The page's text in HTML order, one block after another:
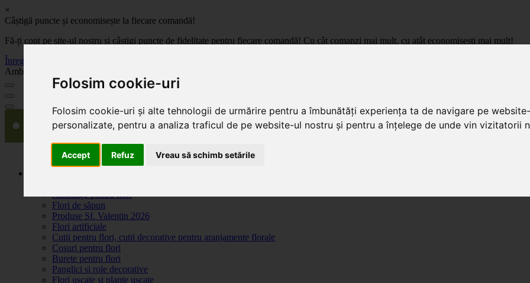
Folosim cookie-uri
Folosim cookie-uri și alte tehnologii de urmărire pentru a îmbunătăți experiența ta de navigare pe
personalizate, pentru a analiza traficul de pe website-ul nostru și pentru a înțelege de unde vin vizitatorii
Accept Refuz Vreau să schimb setările
×
Câștigă puncte și economisește la fiecare comandă!
Fă-ți cont pe site-ul nostru și câștigi puncte de fidelitate pentru fiecare comandă! Cu cât comanzi mai mult, cu atât economisești mai mult!
Înregistrează-te acum
Ambalaje, decoratiuni si accesorii pentru flori. Produse de calitate la pret de importator, cu livrare in toata Romania.
Ambalaje pentru flori
Flori de săpun
Produse Sf. Valentin 2026
Flori artificiale
Cutii pentru flori, cutii decorative pentru aranjamente florale
Cosuri pentru flori
Burete pentru flori
Panglici si role decorative
Flori uscate si plante uscate